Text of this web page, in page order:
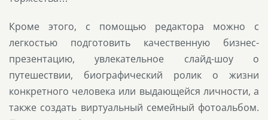
Кроме этого, с помощью редактора можно с
легкостью подготовить качественную бизнес-
презентацию, увлекательное слайд-шоу о
путешествии, биографический ролик о жизни
конкретного человека или выдающейся личности, а
также создать виртуальный семейный фотоальбом.